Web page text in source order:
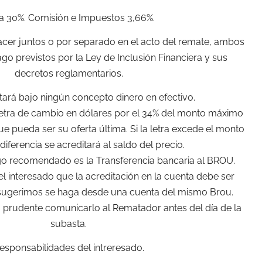
30%. Comisión e Impuestos 3,66%.
juntos o por separado en el acto del remate, ambos
previstos por la Ley de Inclusión Financiera y sus
decretos reglamentarios.
bajo ningún concepto dinero en efectivo.
de cambio en dólares por el 34% del monto máximo
pueda ser su oferta última. Si la letra excede el monto
se acreditará al saldo del precio.
recomendado es la Transferencia bancaria al BROU.
interesado que la acreditación en la cuenta debe ser
se haga desde una cuenta del mismo Brou.
prudente comunicarlo al Rematador antes del día de la
subasta.
del intreresado.